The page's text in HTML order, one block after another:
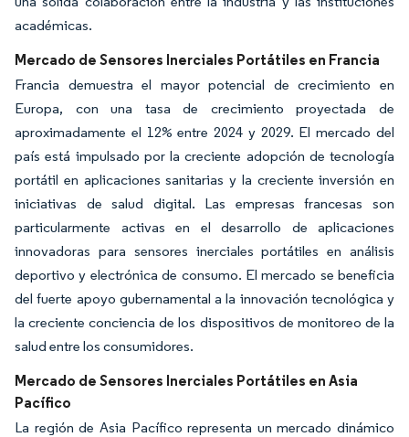
académicas.
Mercado de Sensores Inerciales Portátiles en Francia
Francia demuestra el mayor potencial de crecimiento en
Europa, con una tasa de crecimiento proyectada de
aproximadamente el 12% entre 2024 y 2029. El mercado del
país está impulsado por la creciente adopción de tecnología
portátil en aplicaciones sanitarias y la creciente inversión en
iniciativas de salud digital. Las empresas francesas son
particularmente activas en el desarrollo de aplicaciones
innovadoras para sensores inerciales portátiles en análisis
deportivo y electrónica de consumo. El mercado se beneficia
del fuerte apoyo gubernamental a la innovación tecnológica y
la creciente conciencia de los dispositivos de monitoreo de la
salud entre los consumidores.
Mercado de Sensores Inerciales Portátiles en Asia
Pacífico
La región de Asia Pacífico representa un mercado dinámico